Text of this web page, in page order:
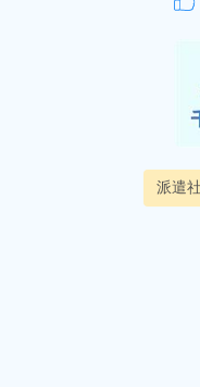
派遣